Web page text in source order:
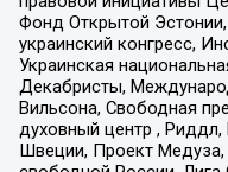
Фонд Открытой
украинский конгресс,
Украинская
Декабристы,
Вильсона, Свободная
духовный центр , Риддл,
Швеции, Проект